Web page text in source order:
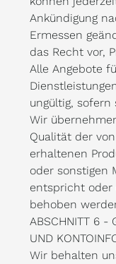
Ankündigung
Ermessen
das Recht vor,
Alle Angebote
ungültig, sofern
Wir
Qualität der
erhaltenen
oder sonstigen
entspricht oder
behoben
ABSCHNITT 6 -
UND
Wir behalten